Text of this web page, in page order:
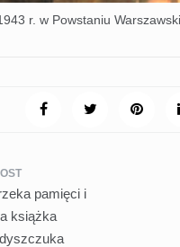
r. w Powstaniu
pamięci i
książka